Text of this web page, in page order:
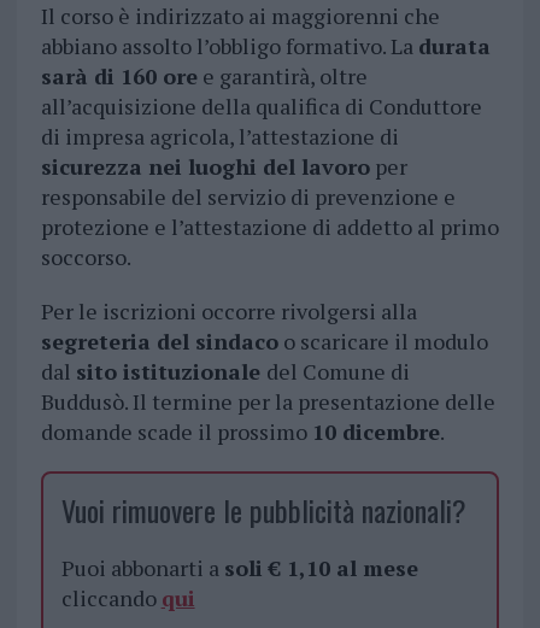
Il corso è indirizzato ai maggiorenni che
abbiano assolto l’obbligo formativo. La durata
sarà di 160 oree garantirà, oltre
all’acquisizione della qualifica di Conduttore
di impresa agricola, l’attestazione di
sicurezza nei luoghi del lavoroper
responsabile del servizio di prevenzione e
protezione e l’attestazione di addetto al primo
soccorso.
Per le iscrizioni occorre rivolgersi alla
segreteria del sindacoo scaricare il modulo
dal sito istituzionale del Comune di
Buddusò. Il termine per la presentazione delle
domande scade il prossimo 10 dicembre.
Vuoi rimuovere le pubblicità nazionali?
Puoi abbonarti a soli € 1,10 al mese
cliccando qui